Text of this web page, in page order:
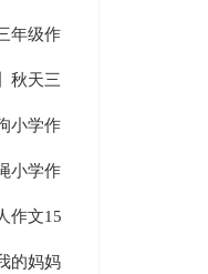
年级作
秋天三
编八篇
小学作
小学作
作文15
的妈妈